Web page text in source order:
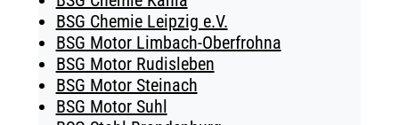
BSG Chemie Leipzig e.V.
BSG Motor Limbach-Oberfrohna
BSG Motor Rudisleben
BSG Motor Steinach
BSG Motor Suhl